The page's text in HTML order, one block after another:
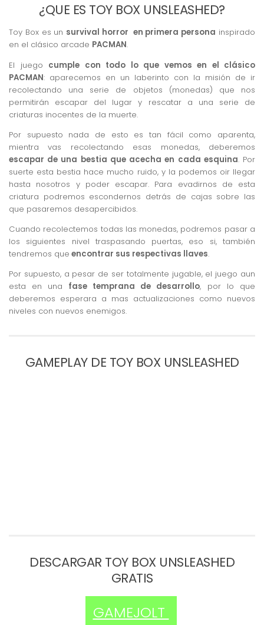
¿QUE ES TOY BOX UNSLEASHED?
Toy Box es un survival horror en primera persona inspirado
en el clásico arcade PACMAN.
El juego cumple con todo lo que vemos en el clásico
PACMAN: aparecemos en un laberinto con la misión de ir
recolectando una serie de objetos (monedas) que nos
permitirán escapar del lugar y rescatar a una serie de
criaturas inocentes de la muerte.
Por supuesto nada de esto es tan fácil como aparenta,
mientra vas recolectando esas monedas, deberemos
escapar de una bestia que acecha en cada esquina. Por
suerte esta bestia hace mucho ruido, y la podemos oir llegar
hasta nosotros y poder escapar. Para evadirnos de esta
criatura podremos escondernos detrás de cajas sobre las
que pasaremos desapercibidos.
Cuando recolectemos todas las monedas, podremos pasar a
los siguientes nivel traspasando puertas, eso si, también
tendremos que encontrar sus respectivas llaves.
Por supuesto, a pesar de ser totalmente jugable, el juego aun
esta en una fase temprana de desarrollo, por lo que
deberemos esperara a mas actualizaciones como nuevos
niveles con nuevos enemigos.
GAMEPLAY DE TOY BOX UNSLEASHED
DESCARGAR TOY BOX UNSLEASHED
GRATIS
GAMEJOLT